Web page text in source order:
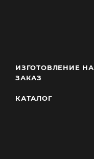
ИЗГОТОВЛЕНИЕ НА
ЗАКАЗ
КАТАЛОГ